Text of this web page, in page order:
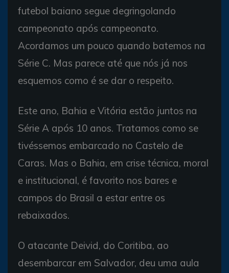
futebol baiano segue degringolando
campeonato após campeonato.
Acordamos um pouco quando batemos na
Série C. Mas parece até que nós já nos
esquemos como é se dar o respeito.
Este ano, Bahia e Vitória estão juntos na
Série A após 10 anos. Tratamos como se
tivéssemos embarcado no Castelo de
Caras. Mas o Bahia, em crise técnica, moral
e institucional, é favorito nos bares e
campos do Brasil a estar entre os
rebaixados.
O atacante Deivid, do Coritiba, ao
desembarcar em Salvador, deu uma aula